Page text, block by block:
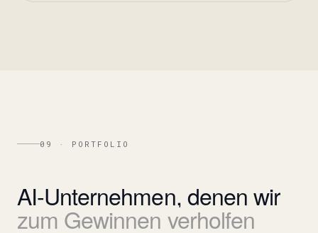
09 · PORTFOLIO
AI-Unternehmen,denenwir
zum Gewinnen verholfen